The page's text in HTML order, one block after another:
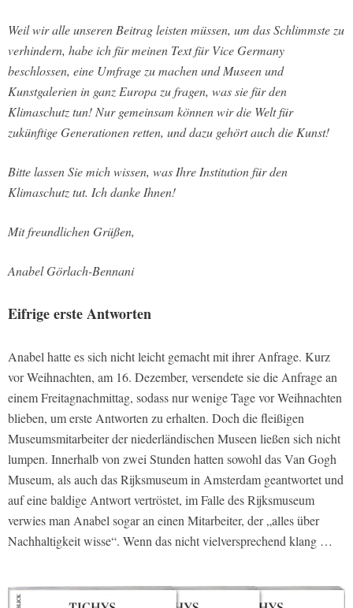
Weil wir alle unseren Beitrag leisten müssen, um das Schlimmste zu
verhindern, habe ich für meinen Text für Vice Germany
beschlossen, eine Umfrage zu machen und Museen und
Kunstgalerien in ganz Europa zu fragen, was sie für den
Klimaschutz tun! Nur gemeinsam können wir die Welt für
zukünftige Generationen retten, und dazu gehört auch die Kunst!
Bitte lassen Sie mich wissen, was Ihre Institution für den
Klimaschutz tut. Ich danke Ihnen!
Mit freundlichen Grüßen,
Anabel Görlach-Bennani
Eifrige erste Antworten
Anabel hatte es sich nicht leicht gemacht mit ihrer Anfrage. Kurz
vor Weihnachten, am 16. Dezember, versendete sie die Anfrage an
einem Freitagnachmittag, sodass nur wenige Tage vor Weihnachten
blieben, um erste Antworten zu erhalten. Doch die fleißigen
Museumsmitarbeiter der niederländischen Museen ließen sich nicht
lumpen. Innerhalb von zwei Stunden hatten sowohl das Van Gogh
Museum, als auch das Rijksmuseum in Amsterdam geantwortet und
auf eine baldige Antwort vertröstet, im Falle des Rijksmuseum
verwies man Anabel sogar an einen Mitarbeiter, der „alles über
Nachhaltigkeit wisse“. Wenn das nicht vielversprechend klang …